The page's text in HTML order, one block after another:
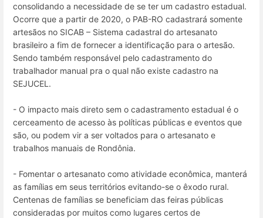
consolidando a necessidade de se ter um cadastro estadual.
Ocorre que a partir de 2020, o PAB-RO cadastrará somente
artesãos no SICAB – Sistema cadastral do artesanato
brasileiro a fim de fornecer a identificação para o artesão.
Sendo também responsável pelo cadastramento do
trabalhador manual pra o qual não existe cadastro na
SEJUCEL.
- O impacto mais direto sem o cadastramento estadual é o
cerceamento de acesso às políticas públicas e eventos que
são, ou podem vir a ser voltados para o artesanato e
trabalhos manuais de Rondônia.
- Fomentar o artesanato como atividade econômica, manterá
as famílias em seus territórios evitando-se o êxodo rural.
Centenas de famílias se beneficiam das feiras públicas
consideradas por muitos como lugares certos de